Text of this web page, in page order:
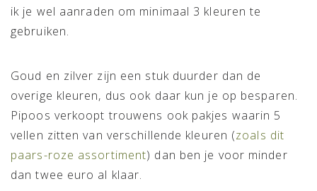
ik je wel aanraden om minimaal 3 kleuren te
gebruiken.
Goud en zilver zijn een stuk duurder dan de
overige kleuren, dus ook daar kun je op besparen.
Pipoos verkoopt trouwens ook pakjes waarin 5
vellen zitten van verschillende kleuren (zoals dit
paars-roze assortiment) dan ben je voor minder
dan twee euro al klaar.